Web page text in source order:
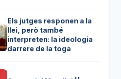
Els jutges responen a la
llei, però també
interpreten: la ideologia
darrere de la toga